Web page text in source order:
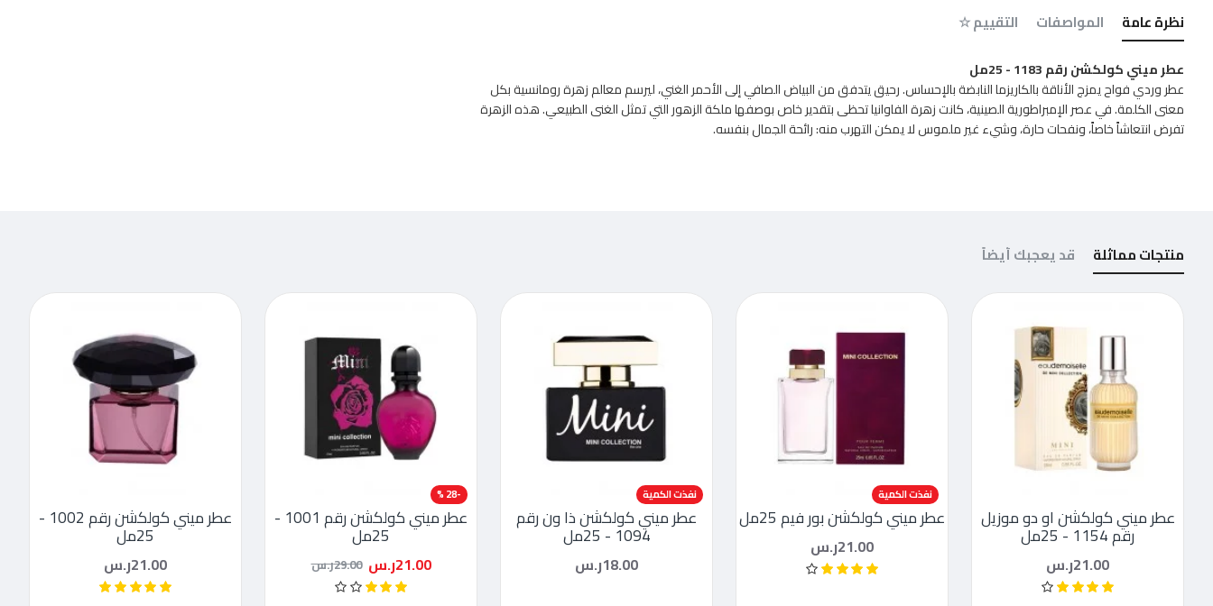
نظرة عامة المواصفات التقييم ☆
عطر ميني كولكشن رقم 1183 - 25مل
عطر وردي فواح يمزج الأناقة بالكاريزما النابضة بالإحساس. رحيق يتدفق من البياض الصافي إلى الأحمر الغني، ليرسم معالم زهرة رومانسية بكل
معنى الكلمة. في عصر الإمبراطورية الصينية، كانت زهرة الفاوانيا تحظى بتقدير خاص بوصفها ملكة الزهور التي تمثل الغنى الطبيعي. هذه الزهرة
تفرض انتعاشاً خاصاً، ونفحات حارة، وشيء غير ملموس لا يمكن التهرب منه: رائحة الجمال بنفسه.
منتجات مماثلة قد يعجبك أيضاً
عطر ميني كولكشن او دو موزيل
رقم 1154 - 25مل
21.00ر.س
نفذت الكمية
عطر ميني كولكشن بور فيم 25مل
21.00ر.س
نفذت الكمية
عطر ميني كولكشن ذا ون رقم
1094 - 25مل
18.00ر.س
-28 %
عطر ميني كولكشن رقم 1001 -
25مل
21.00ر.س 29.00ر.س
عطر ميني كولكشن رقم 1002 -
25مل
21.00ر.س